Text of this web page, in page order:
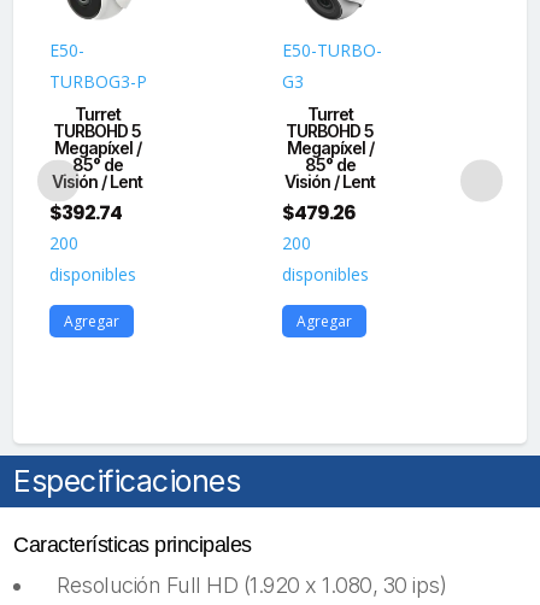
E50-
TURBOG3-P
Turret
TURBOHD 5
Megapíxel /
85° de
Visión / Lent
$392.74
200
disponibles
Agregar
E50-TURBO-
G3
Turret
TURBOHD 5
Megapíxel /
85° de
Visión / Lent
$479.26
200
disponibles
Agregar
Especificaciones
Características principales
Resolución Full HD (1.920 x 1.080, 30 ips)